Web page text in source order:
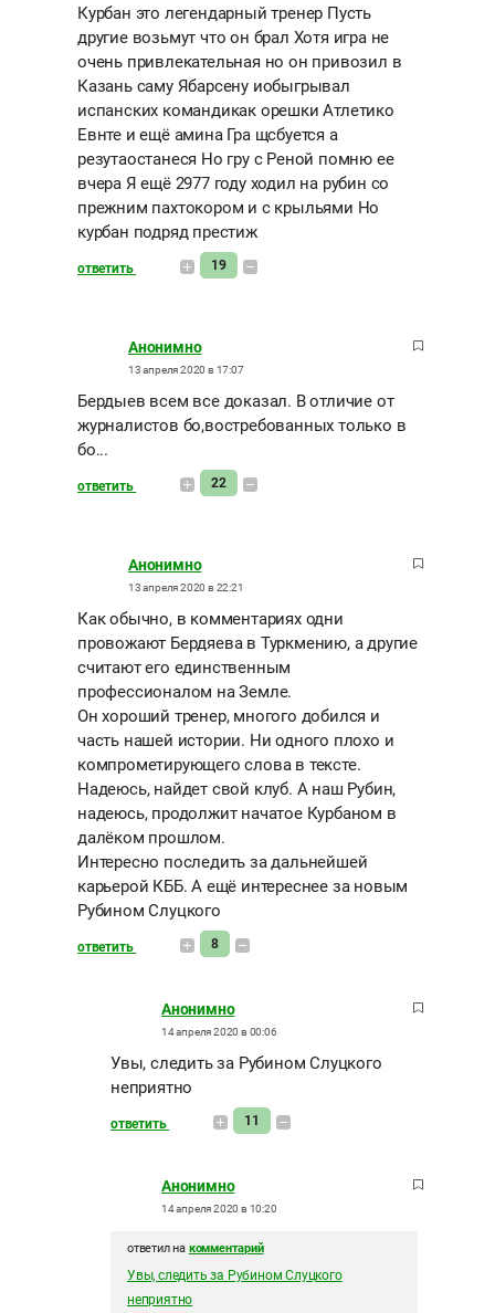
Курбан это легендарный тренер Пусть
другие возьмут что он брал Хотя игра не
очень привлекательная но он привозил в
Казань саму Ябарсену иобыгрывал
испанских командикак орешки Атлетико
Евнте и ещё амина Гра щсбуется а
резутаостанеся Но гру с Реной помню ее
вчера Я ещё 2977 году ходил на рубин со
прежним пахтокором и с крыльями Но
курбан подряд престиж
ответить 19
Анонимно
13 апреля 2020 в 17:07
Бердыев всем все доказал. В отличие от
журналистов бо,востребованных только в
бо...
ответить 22
Анонимно
13 апреля 2020 в 22:21
Как обычно, в комментариях одни
провожают Бердяева в Туркмению, а другие
считают его единственным
профессионалом на Земле.
Он хороший тренер, многого добился и
часть нашей истории. Ни одного плохо и
компрометирующего слова в тексте.
Надеюсь, найдет свой клуб. А наш Рубин,
надеюсь, продолжит начатое Курбаном в
далёком прошлом.
Интересно последить за дальнейшей
карьерой КББ. А ещё интереснее за новым
Рубином Слуцкого
ответить 8
Анонимно
14 апреля 2020 в 00:06
Увы, следить за Рубином Слуцкого
неприятно
ответить 11
Анонимно
14 апреля 2020 в 10:20
ответил на комментарий
Увы, следить за Рубином Слуцкого
неприятно